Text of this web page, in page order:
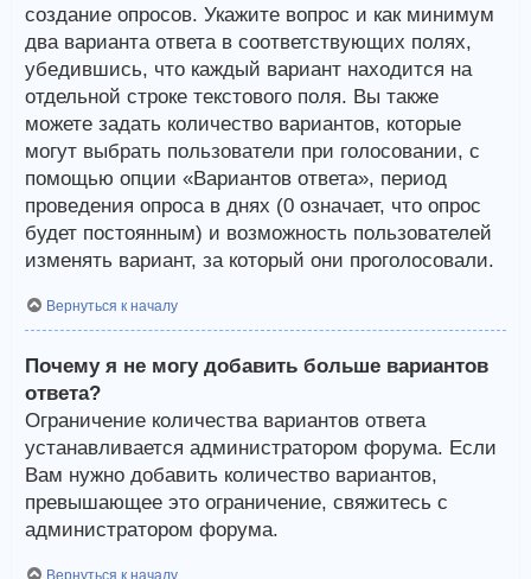
создание опросов. Укажите вопрос и как минимум
два варианта ответа в соответствующих полях,
убедившись, что каждый вариант находится на
отдельной строке текстового поля. Вы также
можете задать количество вариантов, которые
могут выбрать пользователи при голосовании, с
помощью опции «Вариантов ответа», период
проведения опроса в днях (0 означает, что опрос
будет постоянным) и возможность пользователей
изменять вариант, за который они проголосовали.
Вернуться к началу
Почему я не могу добавить больше вариантов
ответа?
Ограничение количества вариантов ответа
устанавливается администратором форума. Если
Вам нужно добавить количество вариантов,
превышающее это ограничение, свяжитесь с
администратором форума.
Вернуться к началу